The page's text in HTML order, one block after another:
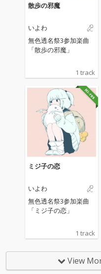
散歩の邪魔
いよわ
無色透名祭3参加楽曲
「散歩の邪魔」
1 track
ミジ子の恋
いよわ
無色透名祭3参加楽曲
「ミジ子の恋」
1 track
View